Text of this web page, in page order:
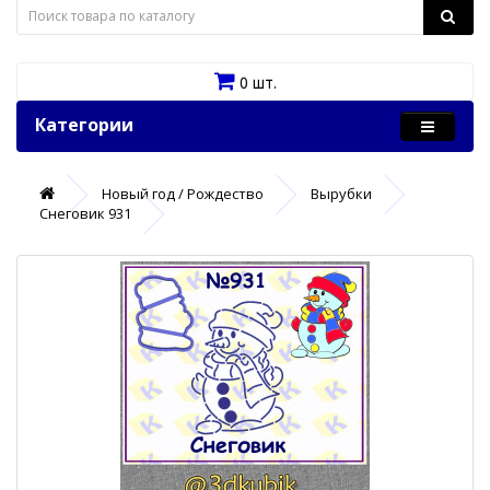
0 шт.
Категории
Новый год / Рождество
Вырубки
Снеговик 931